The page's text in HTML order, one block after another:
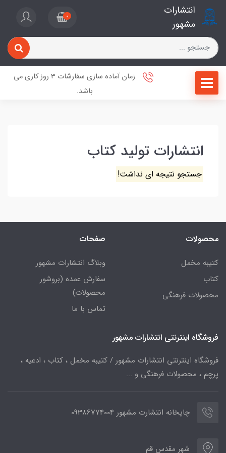
انتشارات
مشهور
0
زمان آماده سازی سفارشات 3 روز کاری می
باشد.
انتشارات تولید کتاب
جستجو نتیجه ای نداشت!
محصولات
کتیبه مخمل
کتاب
محصولات فرهنگی
صفحات
وبلاگ انتشارات مشهور
سفارش عمده (بروشور
محصولات)
تماس با ما
فروشگاه اینترنتی انتشارات مشهور
فروشگاه اینترنتی انتشارات مشهور / کتیبه مخمل ، کتاب ، ادعیه ،
پرچم ، محصولات فرهنگی و ...
چاپخانه انتشارت مشهور 09386774004
شهر مقدس قم